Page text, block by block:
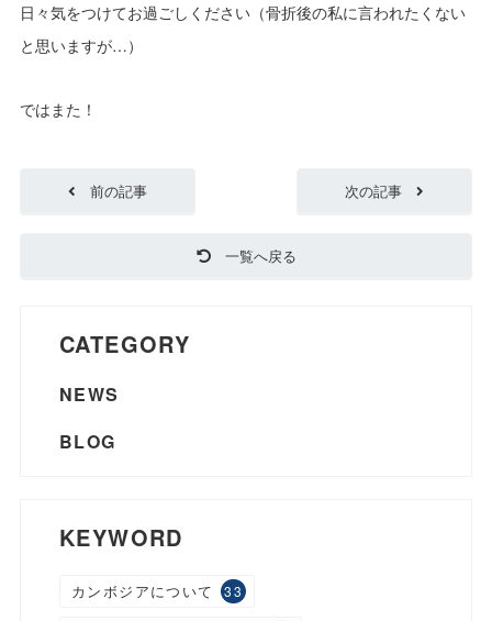
日々気をつけてお過ごしください（骨折後の私に言われたくない
と思いますが…）
ではまた！
前の記事
一覧へ戻る
次の記事
CATEGORY
NEWS
BLOG
KEYWORD
カンボジアについて 33